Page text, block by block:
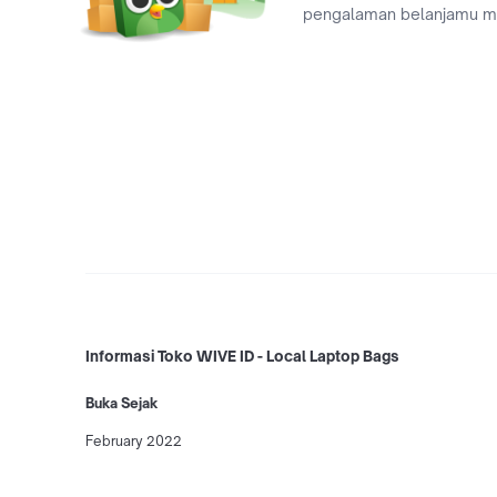
pengalaman belanjamu
Informasi Toko WIVE ID - Local Laptop Bags
Buka Sejak
February 2022